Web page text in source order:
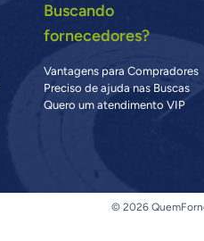
Buscando
fornecedores?
Vantagens para Compradores
Preciso de ajuda nas Buscas
Quero um atendimento VIP
© 2026